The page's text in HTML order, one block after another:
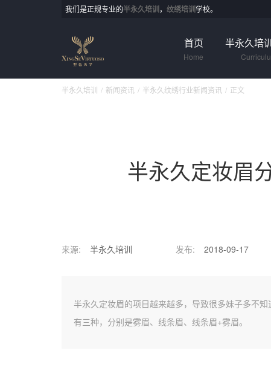
我们是正规专业的半永久培训， 纹绣培训学校。
首页
Home
半永久培
半永久培训 新闻资讯 半永久纹绣行业新闻资讯 正文
半永久定妆眉
来源: 半永久培训 发布: 2018-09-17
半永久定妆眉的项目越来越多，导致很多妹子多不
有三种，分别是雾眉、线条眉、线条眉+雾眉。